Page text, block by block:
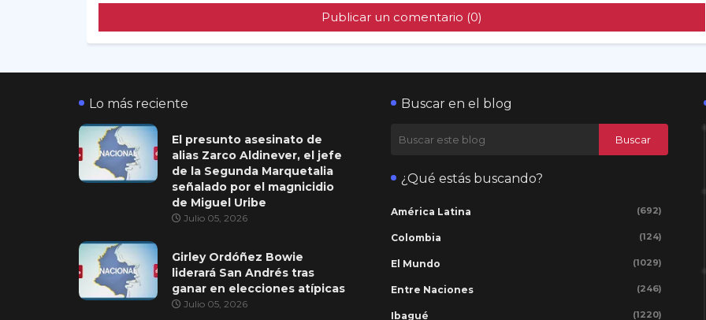
Publicar un comentario (0)
Lo más reciente
El presunto asesinato de
alias Zarco Aldinever, el jefe
de la Segunda Marquetalia
señalado por el magnicidio
de Miguel Uribe
Julio 05, 2026
Girley Ordóñez Bowie
liderará San Andrés tras
ganar en elecciones atípicas
Julio 05, 2026
Buscar en el blog
¿Qué estás buscando?
América Latina (692)
Colombia (124)
El Mundo (1029)
Entre Naciones (246)
Ibagué (1220)